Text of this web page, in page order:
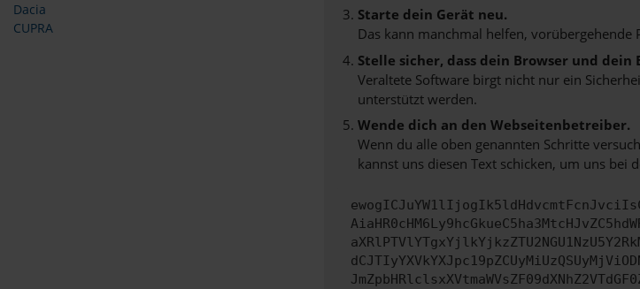
Dacia
CUPRA
Starte dein Gerät neu.
Das kann manchmal helfen, vorübergehende
Stelle sicher, dass dein Browser und
Veraltete Software birgt nicht nur ein
unterstützt werden.
Wende dich an den Webseitenbetreiber.
Wenn du alle oben genannten Schritte
kannst uns diesen Text schicken, um uns bei